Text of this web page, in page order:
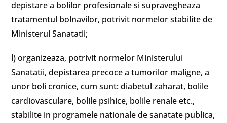
depistare a bolilor profesionale si supravegheaza
tratamentul bolnavilor, potrivit normelor stabilite de
Ministerul Sanatatii;
l) organizeaza, potrivit normelor Ministerului
Sanatatii, depistarea precoce a tumorilor maligne, a
unor boli cronice, cum sunt: diabetul zaharat, bolile
cardiovasculare, bolile psihice, bolile renale etc.,
stabilite in programele nationale de sanatate publica,